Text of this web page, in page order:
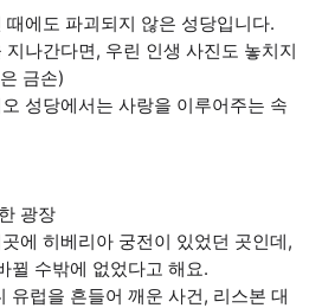
에도 파괴되지 않은 성당입니다.
나간다면, 우린 인생 사진도 놓치지
금손)
성당에서는 사랑을 이루어주는 속
광장
에 히베리아 궁전이 있었던 곳인데,
뀔 수밖에 없었다고 해요.
유럽을 흔들어 깨운 사건, 리스본 대